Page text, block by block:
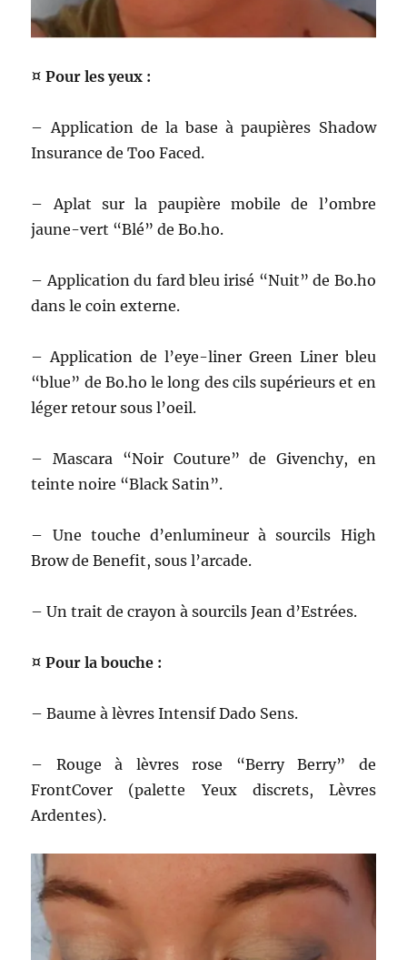
¤ Pour les yeux :
– Application de la base à paupières Shadow
Insurance de Too Faced.
– Aplat sur la paupière mobile de l’ombre
jaune-vert “Blé” de Bo.ho.
– Application du fard bleu irisé “Nuit” de Bo.ho
dans le coin externe.
– Application de l’eye-liner Green Liner bleu
“blue” de Bo.ho le long des cils supérieurs et en
léger retour sous l’oeil.
– Mascara “Noir Couture” de Givenchy, en
teinte noire “Black Satin”.
– Une touche d’enlumineur à sourcils High
Brow de Benefit, sous l’arcade.
– Un trait de crayon à sourcils Jean d’Estrées.
¤ Pour la bouche :
– Baume à lèvres Intensif Dado Sens.
– Rouge à lèvres rose “Berry Berry” de
FrontCover (palette Yeux discrets, Lèvres
Ardentes).